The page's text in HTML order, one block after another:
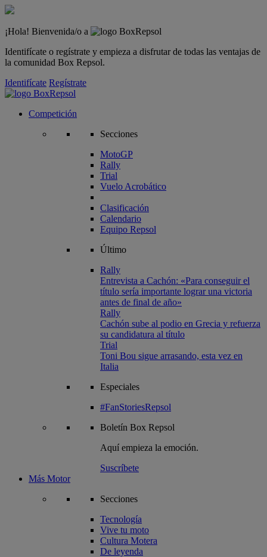
¡Hola! Bienvenida/o a
Identifícate o regístrate y empieza a disfrutar de todas las ventajas de
la comunidad Box Repsol.
Identifícate Regístrate
Competición
Secciones
MotoGP
Rally
Trial
Vuelo Acrobático
Clasificación
Calendario
Equipo Repsol
Último
Rally
Entrevista a Cachón: «Para conseguir el
título sería importante lograr una victoria
antes de final de año»
Rally
Cachón sube al podio en Grecia y refuerza
su candidatura al título
Trial
Toni Bou sigue arrasando, esta vez en
Italia
Especiales
#FanStoriesRepsol
Boletín Box Repsol
Aquí empieza la emoción.
Suscríbete
Más Motor
Secciones
Tecnología
Vive tu moto
Cultura Motera
De leyenda